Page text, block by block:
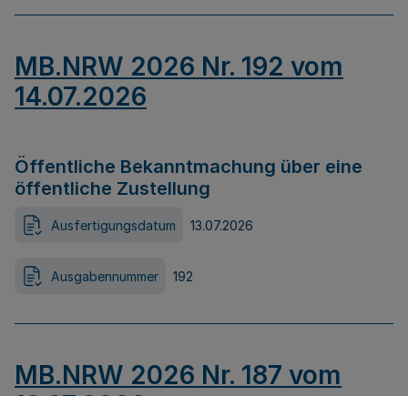
MB.NRW 2026 Nr. 192 vom
14.07.2026
Öffentliche Bekanntmachung über eine
öffentliche Zustellung
Ausfertigungsdatum 13.07.2026
Ausgabennummer 192
MB.NRW 2026 Nr. 187 vom